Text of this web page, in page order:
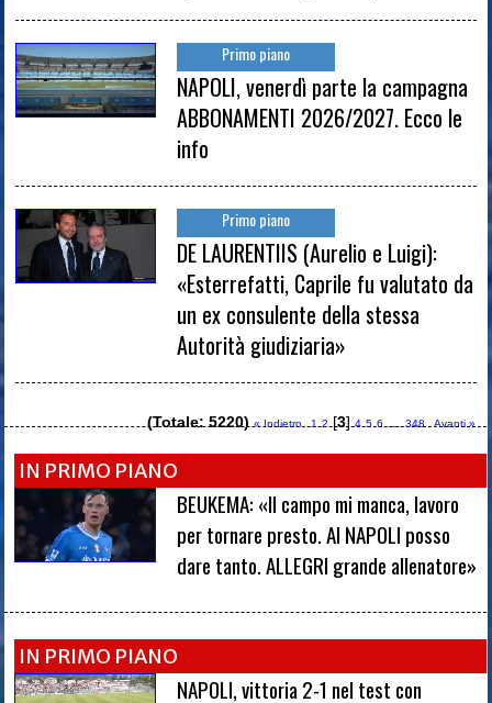
Primo piano
NAPOLI, venerdì parte la campagna
ABBONAMENTI 2026/2027. Ecco le
info
Primo piano
DE LAURENTIIS (Aurelio e Luigi):
«Esterrefatti, Caprile fu valutato da
un ex consulente della stessa
Autorità giudiziaria»
(Totale: 5220) « Indietro 1 2 [3] 4 5 6 348 Avanti »
IN PRIMO PIANO
BEUKEMA: «Il campo mi manca, lavoro
per tornare presto. Al NAPOLI posso
dare tanto. ALLEGRI grande allenatore»
IN PRIMO PIANO
NAPOLI, vittoria 2-1 nel test con